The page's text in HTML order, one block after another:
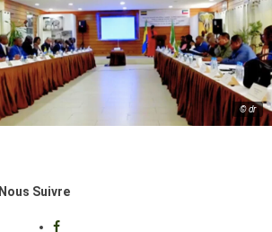
© dr
Nous Suivre